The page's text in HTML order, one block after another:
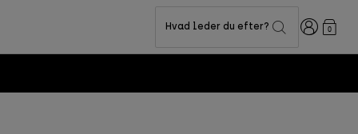
Hvad leder du efter? Logon0